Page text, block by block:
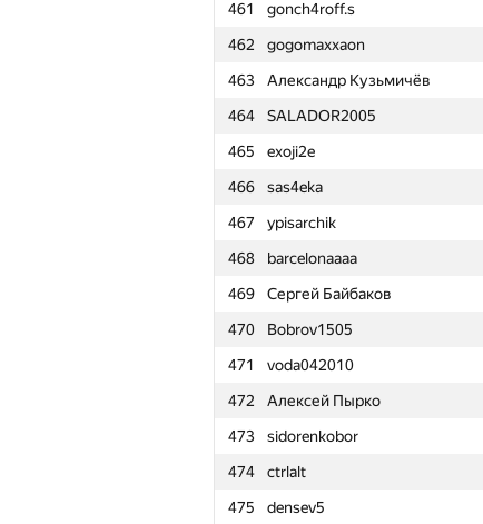
461
gonch4roff.s
462
gogomaxxaon
463
Александр Кузьмичёв
464
SALADOR2005
465
exoji2e
466
sas4eka
467
ypisarchik
468
barcelonaaaa
469
Сергей Байбаков
470
Bobrov1505
471
voda042010
472
Алексей Пырко
473
sidorenkobor
474
ctrlalt
475
densev5
451 iehn
452
iutyrov